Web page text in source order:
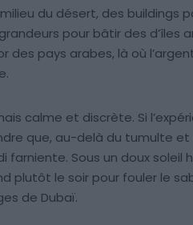
du désert, des buildings
pour bâtir des d’îles
des pays arabes, là où
calme et discrète. Si
que, au-delà du tumulte et
Sous un doux soleil
plutôt le soir pour fouler le
de Dubaï.